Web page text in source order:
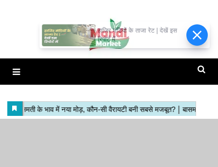
हाजिर मंडियों के ताजा रेट | देखें इस
रिपोर्ट में